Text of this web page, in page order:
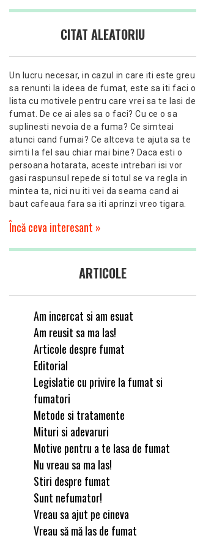
CITAT ALEATORIU
Un lucru necesar, in cazul in care iti este greu
sa renunti la ideea de fumat, este sa iti faci o
lista cu motivele pentru care vrei sa te lasi de
fumat. De ce ai ales sa o faci? Cu ce o sa
suplinesti nevoia de a fuma? Ce simteai
atunci cand fumai? Ce altceva te ajuta sa te
simti la fel sau chiar mai bine? Daca esti o
persoana hotarata, aceste intrebari isi vor
gasi raspunsul repede si totul se va regla in
mintea ta, nici nu iti vei da seama cand ai
baut cafeaua fara sa iti aprinzi vreo tigara.
Încă ceva interesant »
ARTICOLE
Am incercat si am esuat
Am reusit sa ma las!
Articole despre fumat
Editorial
Legislatie cu privire la fumat si
fumatori
Metode si tratamente
Mituri si adevaruri
Motive pentru a te lasa de fumat
Nu vreau sa ma las!
Stiri despre fumat
Sunt nefumator!
Vreau sa ajut pe cineva
Vreau să mă las de fumat